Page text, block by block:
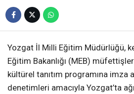
Yozgat İl Milli Eğitim Müdürlüğü,
Eğitim Bakanlığı (MEB)
kültürel tanıtım programına imza
denetimleri amacıyla Yozgat’ta